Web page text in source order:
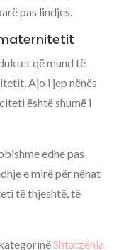
pas lindjes.
që mund të
Ajo i jep nënës
është shumë i
edhe pas
e mirë për nënat
të thjeshtë, të
Shtatzënia